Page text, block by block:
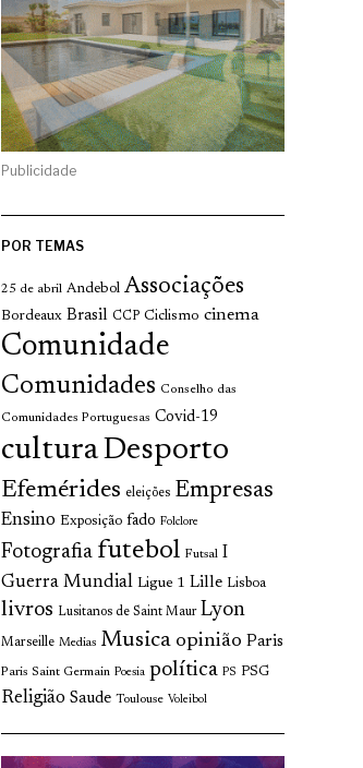
Publicidade
POR TEMAS
25 de abril Andebol Associações
Bordeaux Brasil CCP Ciclismo cinema
Comunidade
Comunidades Conselho das
Comunidades Portuguesas Covid-19
culturaDesporto
Efemérides eleições Empresas
Ensino Exposição fado Folclore
Fotografia futebol Futsal I
Guerra Mundial Ligue 1 Lille Lisboa
livros Lusitanos de Saint Maur Lyon
Marseille Medias Musica opinião Paris
Paris Saint Germain Poesia política PS PSG
Religião Saude Toulouse Voleibol